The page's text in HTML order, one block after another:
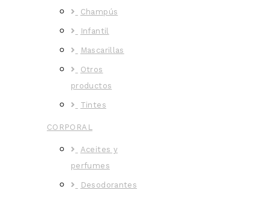
Champús
Infantil
Mascarillas
Otros
productos
Tintes
CORPORAL
Aceites y
perfumes
Desodorantes